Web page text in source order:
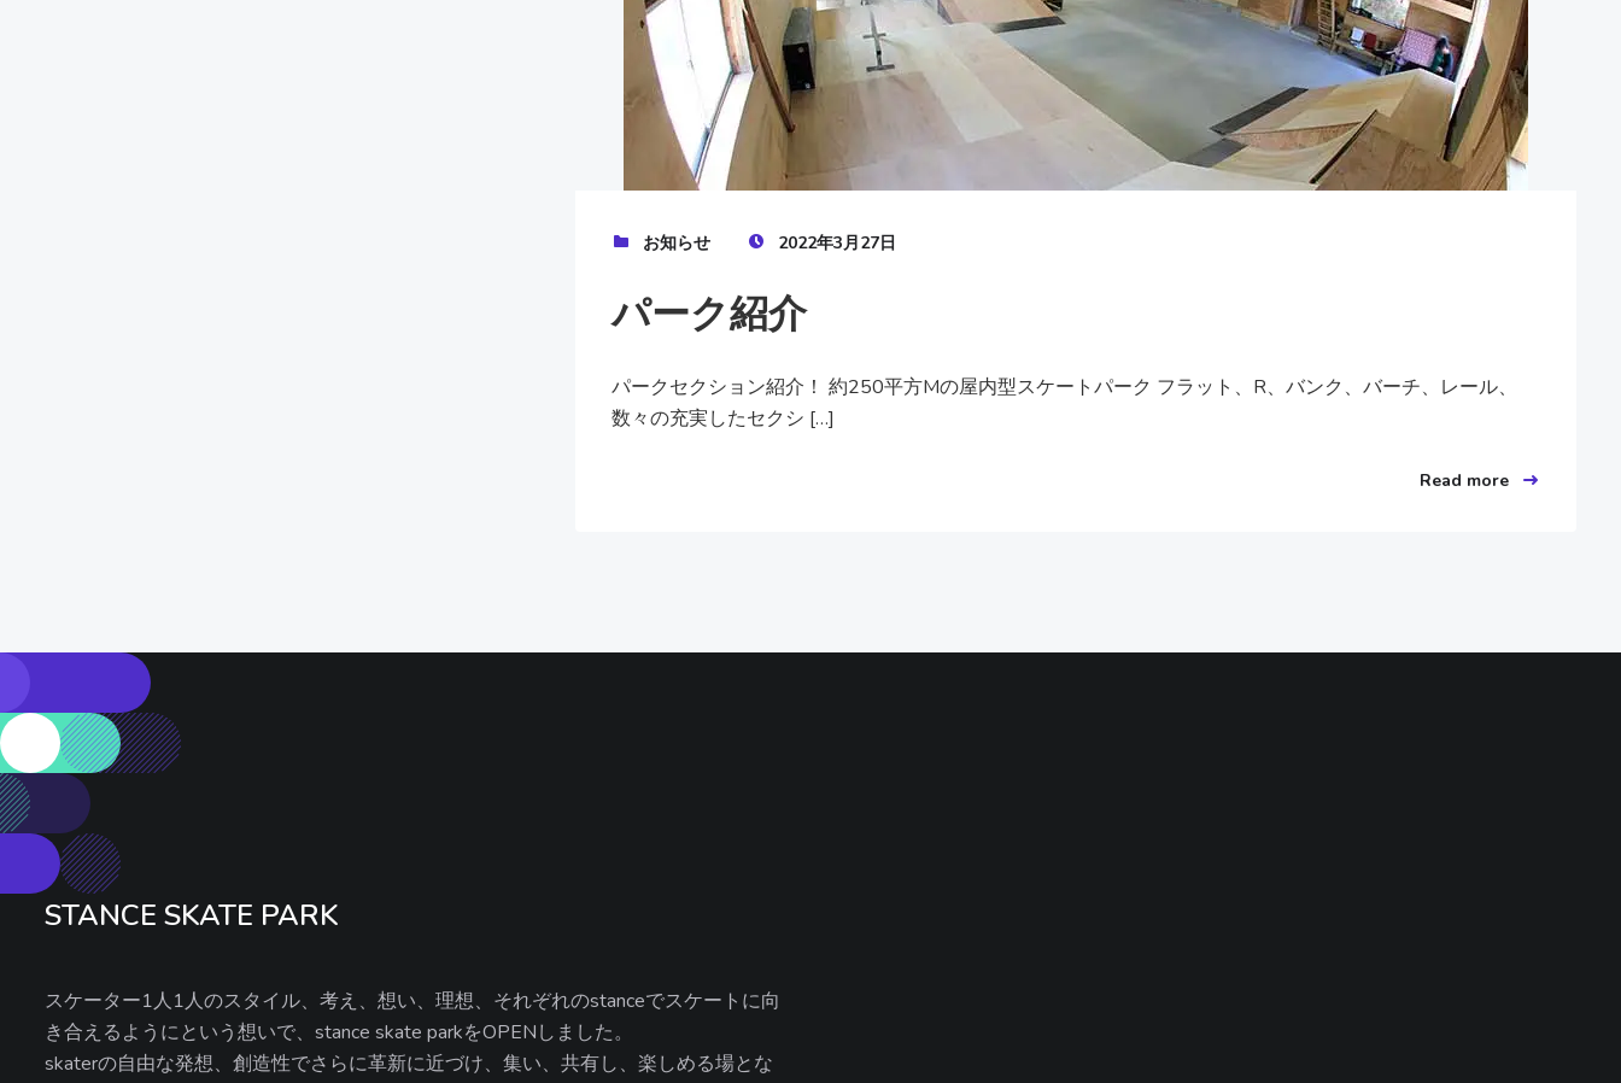
お知らせ 2022年3月27日
パーク紹介
パークセクション紹介！ 約250平方Mの屋内型スケートパーク フラット、R、バンク、バーチ、レール、
数々の充実したセクシ […]
Read more
STANCE SKATE PARK
スケーター1人1人のスタイル、考え、想い、理想、それぞれのstanceでスケートに向
き合えるようにという想いで、stance skate parkをOPENしました。
skaterの自由な発想、創造性でさらに革新に近づけ、集い、共有し、楽しめる場とな